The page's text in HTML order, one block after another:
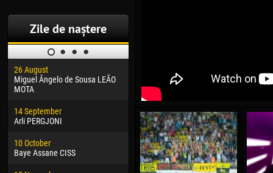
Zile de naștere
26 August
Miguel Ângelo de Sousa LEÃO
MOTA
14 September
Arli PERGJONI
10 October
Baye Assane CISS
Dhoraso Moreo KLAS
24 February
Vladislav COSTIN
02 March
Veaceslav COZMA
09 March
15